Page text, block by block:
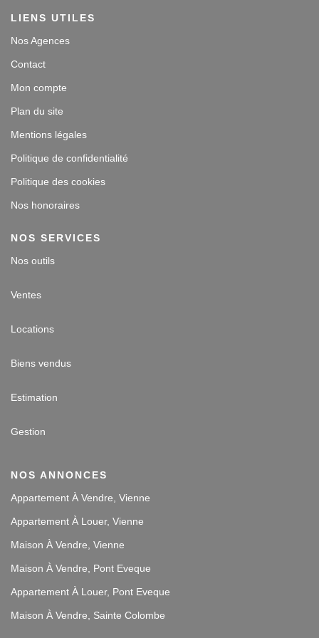
Contact
Accès clients
LIENS UTILES
Nos Agences
Contact
Mon compte
Plan du site
Mentions légales
Politique de confidentialité
Politique des cookies
Nos honoraires
NOS SERVICES
Nos outils
Ventes
Locations
Biens vendus
Estimation
Gestion
NOS ANNONCES
Appartement À Vendre, Vienne
Appartement À Louer, Vienne
Maison À Vendre, Vienne
Maison À Vendre, Pont Eveque
Appartement À Louer, Pont Eveque
Maison À Vendre, Sainte Colombe